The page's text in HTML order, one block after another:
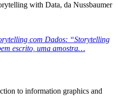
with Data, da Nussbaumer
com Dados: “Storytelling
escrito, uma amostra…
to information graphics and